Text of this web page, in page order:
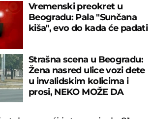
Vremenski preokret u
Beogradu: Pala "Sunčana
kiša", evo do kada će padati
Strašna scena u Beogradu:
Žena nasred ulice vozi dete
u invalidskim kolicima i
prosi, NEKO MOŽE DA